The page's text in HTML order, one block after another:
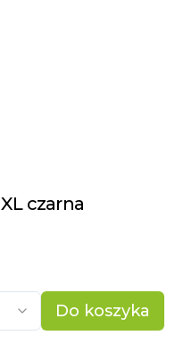
czarna
Do koszyka